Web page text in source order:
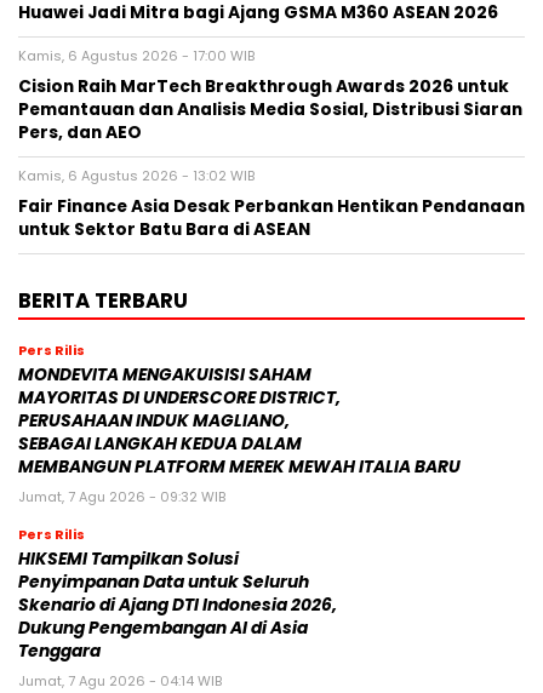
Huawei Jadi Mitra bagi Ajang GSMA M360 ASEAN 2026
Kamis, 6 Agustus 2026 - 17:00 WIB
Cision Raih MarTech Breakthrough Awards 2026 untuk
Pemantauan dan Analisis Media Sosial, Distribusi Siaran
Pers, dan AEO
Kamis, 6 Agustus 2026 - 13:02 WIB
Fair Finance Asia Desak Perbankan Hentikan Pendanaan
untuk Sektor Batu Bara di ASEAN
BERITA TERBARU
Pers Rilis
MONDEVITA MENGAKUISISI SAHAM
MAYORITAS DI UNDERSCORE DISTRICT,
PERUSAHAAN INDUK MAGLIANO,
SEBAGAI LANGKAH KEDUA DALAM
MEMBANGUN PLATFORM MEREK MEWAH ITALIA BARU
Jumat, 7 Agu 2026 - 09:32 WIB
Pers Rilis
HIKSEMI Tampilkan Solusi
Penyimpanan Data untuk Seluruh
Skenario di Ajang DTI Indonesia 2026,
Dukung Pengembangan AI di Asia
Tenggara
Jumat, 7 Agu 2026 - 04:14 WIB